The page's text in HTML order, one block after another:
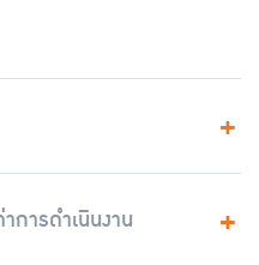
การดำเนินงาน